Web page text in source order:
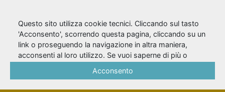
Fiorentini, Giovanna
PERSONA
Questo sito utilizza cookie tecnici. Cliccando sul tasto
'Acconsento', scorrendo questa pagina, cliccando su un
link o proseguendo la navigazione in altra maniera,
acconsenti al loro utilizzo. Se vuoi saperne di più o
Acconsento